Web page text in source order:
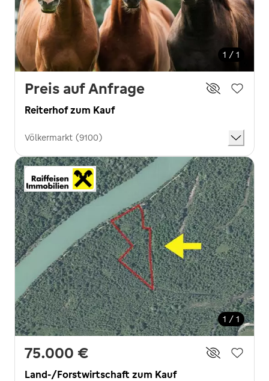
1 / 1
Preis auf Anfrage
Reiterhof zum Kauf
Völkermarkt (9100)
1 / 1
75.000 €
Land-/Forstwirtschaft zum Kauf